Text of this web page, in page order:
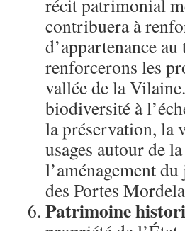
récit patrimonial
contribuera à
d’appartenance
renforcerons les
vallée de la
biodiversité à
la préservation, la
usages autour de
l’aménagement
des Portes
Patrimoine